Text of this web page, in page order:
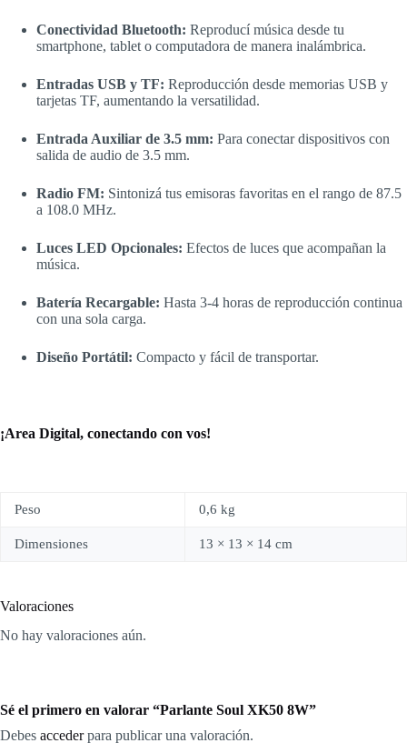
Conectividad Bluetooth: Reproducí música desde tu
smartphone, tablet o computadora de manera inalámbrica.
Entradas USB y TF: Reproducción desde memorias USB y
tarjetas TF, aumentando la versatilidad.
Entrada Auxiliar de 3.5 mm: Para conectar dispositivos con
salida de audio de 3.5 mm.
Radio FM: Sintonizá tus emisoras favoritas en el rango de 87.5
a 108.0 MHz.
Luces LED Opcionales: Efectos de luces que acompañan la
música.
Batería Recargable: Hasta 3-4 horas de reproducción continua
con una sola carga.
Diseño Portátil: Compacto y fácil de transportar.
¡Area Digital, conectando con vos!
Peso 0,6 kg
Dimensiones 13 × 13 × 14 cm
Valoraciones
No hay valoraciones aún.
Sé el primero en valorar “Parlante Soul XK50 8W”
Debes accederpara publicar una valoración.